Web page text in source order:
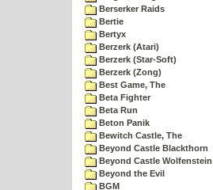
Berserker Raids
Bertie
Bertyx
Berzerk (Atari)
Berzerk (Star-Soft)
Berzerk (Zong)
Best Game, The
Beta Fighter
Beta Run
Beton Panik
Bewitch Castle, The
Beyond Castle Blackthorn
Beyond Castle Wolfenstein
Beyond the Evil
BGM